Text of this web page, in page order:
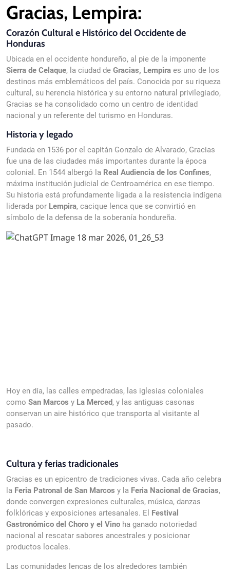
Gracias, Lempira:
Corazón Cultural e Histórico del Occidente de
Honduras
Ubicada en el occidente hondureño, al pie de la imponente
Sierra de Celaque, la ciudad de Gracias, Lempira es uno de los
destinos más emblemáticos del país. Conocida por su riqueza
cultural, su herencia histórica y su entorno natural privilegiado,
Gracias se ha consolidado como un centro de identidad
nacional y un referente del turismo en Honduras.
Historia y legado
Fundada en 1536 por el capitán Gonzalo de Alvarado, Gracias
fue una de las ciudades más importantes durante la época
colonial. En 1544 albergó la Real Audiencia de los Confines,
máxima institución judicial de Centroamérica en ese tiempo.
Su historia está profundamente ligada a la resistencia indígena
liderada por Lempira, cacique lenca que se convirtió en
símbolo de la defensa de la soberanía hondureña.
Hoy en día, las calles empedradas, las iglesias coloniales
como San Marcos y La Merced, y las antiguas casonas
conservan un aire histórico que transporta al visitante al
pasado.
Cultura y ferias tradicionales
Gracias es un epicentro de tradiciones vivas. Cada año celebra
la Feria Patronal de San Marcos y la Feria Nacional de Gracias,
donde convergen expresiones culturales, música, danzas
folklóricas y exposiciones artesanales. El Festival
Gastronómico del Choro y el Vino ha ganado notoriedad
nacional al rescatar sabores ancestrales y posicionar
productos locales.
Las comunidades lencas de los alrededores también